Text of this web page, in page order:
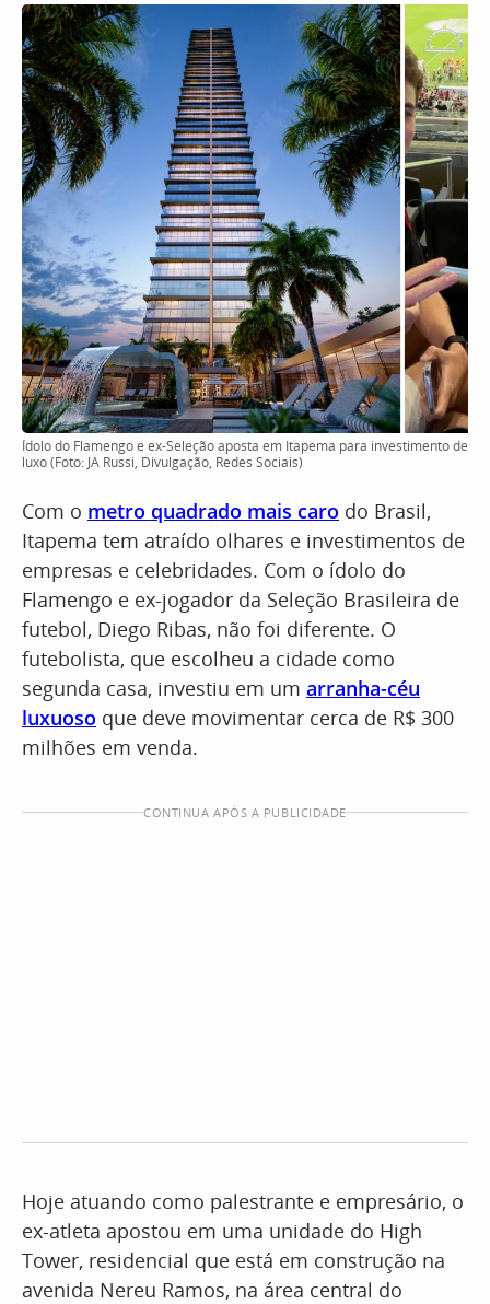
Ídolo do Flamengo e ex-Seleção aposta em Itapema para investimento de
luxo (Foto: JA Russi, Divulgação, Redes Sociais)
Com o metro quadrado mais caro do Brasil,
Itapema tem atraído olhares e investimentos de
empresas e celebridades. Com o ídolo do
Flamengo e ex-jogador da Seleção Brasileira de
futebol, Diego Ribas, não foi diferente. O
futebolista, que escolheu a cidade como
segunda casa, investiu em um arranha-céu
luxuoso que deve movimentar cerca de R$ 300
milhões em venda.
CONTINUA APÓS A PUBLICIDADE
Hoje atuando como palestrante e empresário, o
ex-atleta apostou em uma unidade do High
Tower, residencial que está em construção na
avenida Nereu Ramos, na área central do